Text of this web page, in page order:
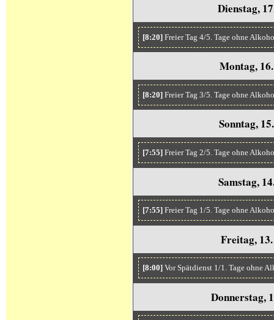
Dienstag,
[8:20]Freier Tag 4/5. Tage ohne
Montag,
[8:20]Freier Tag 3/5. Tage ohne
Sonntag,
[7:55]Freier Tag 2/5. Tage ohne
Samstag,
[7:55]Freier Tag 1/5. Tage ohne
Freitag,
[8:00]Vor Spätdienst 1/1. Tage ohne
Donnerstag,